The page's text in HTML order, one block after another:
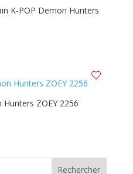
K-POP Demon Hunters
ZOEY 2256